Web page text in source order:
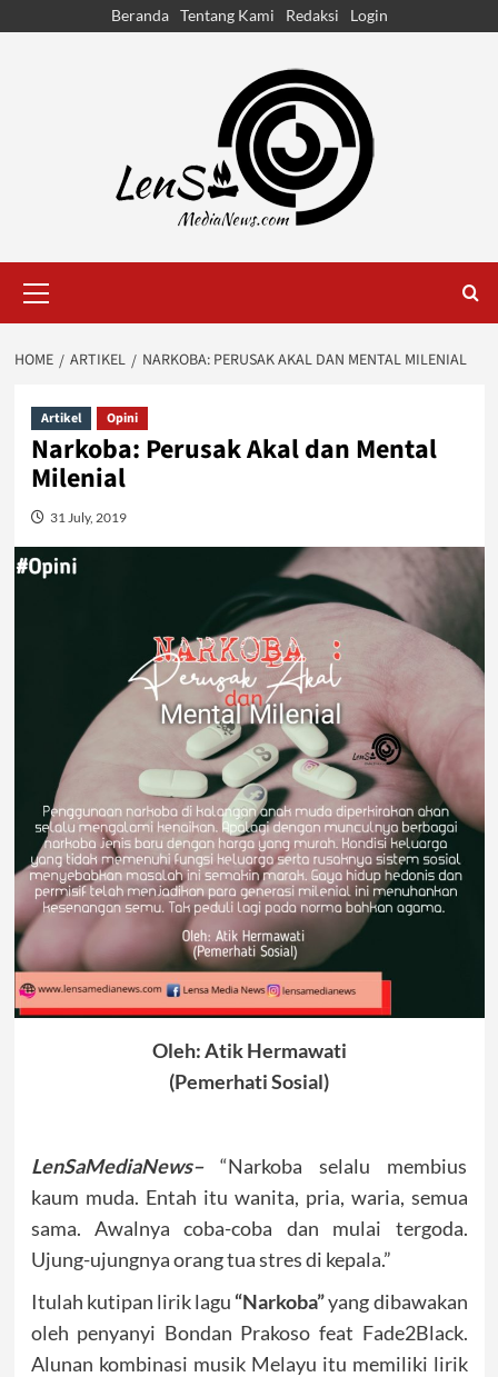
Beranda Tentang Kami Redaksi Login
Menu
HOME ARTIKEL NARKOBA: PERUSAK AKAL DAN MENTAL MILENIAL
Artikel Opini
Narkoba: Perusak Akal dan Mental
Milenial
31 July, 2019
Oleh: Atik Hermawati
(Pemerhati Sosial)
LenSaMediaNews–“Narkoba selalu membius
kaum muda. Entah itu wanita, pria, waria, semua
sama. Awalnya coba-coba dan mulai tergoda.
Ujung-ujungnya orang tua stres di kepala.”
Itulah kutipan lirik lagu “Narkoba”yang dibawakan
oleh penyanyi Bondan Prakoso feat Fade2Black.
Alunan kombinasi musik Melayu itu memiliki lirik